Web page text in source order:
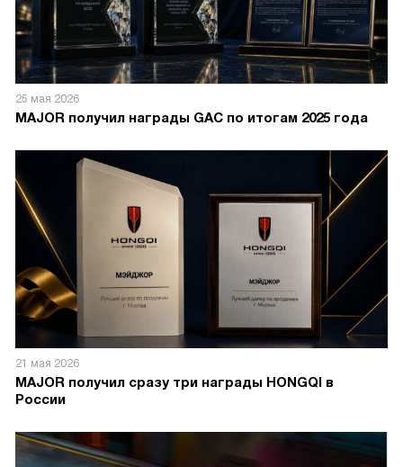
25 мая 2026
MAJOR получил награды GAC по итогам 2025 года
21 мая 2026
MAJOR получил сразу три награды HONGQI в
России